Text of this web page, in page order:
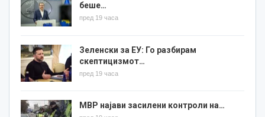
беше…
пред 19 часа
Зеленски за ЕУ: Го разбирам
скептицизмот…
пред 19 часа
МВР најави засилени контроли на…